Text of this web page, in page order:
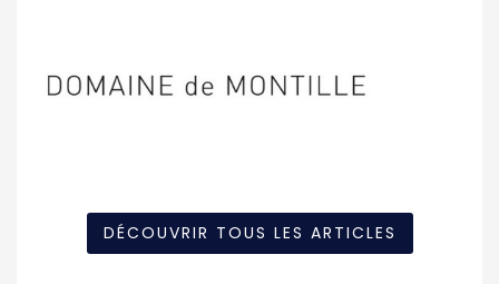
DÉCOUVRIR TOUS LES ARTICLES